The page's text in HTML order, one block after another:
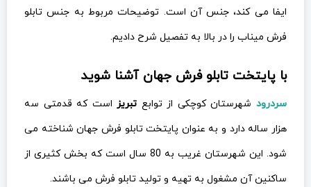
ایفا می کند، جنس آن است. توضیحات مربوط به جنس تابلو
فرش میناب را در بالا به تفصیل شرح دادیم.
با پایتخت تابلو فرش جهان آشنا شوید
سردرودشهرستان کوچکی از توابع تبریزاست که قدمتی سه
هزار ساله دارد و به عنوان پایتخت تابلو فرش جهان شناخته می
شود. این شهرستان غریب به 80 سال است که بخش کثیری از
ساکنین آن مشغول به تهیه و تولید تابلو فرش می باشند.